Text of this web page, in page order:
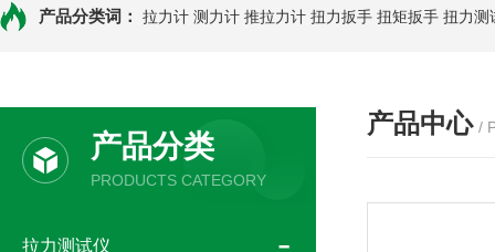
产品分类词： 拉力计 测力计 推拉力计 扭力扳手 扭矩扳手 扭力测
产品分类
PRODUCTS CATEGORY
拉力测试仪
产品中心 /